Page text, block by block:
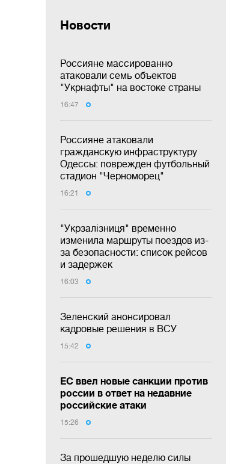
Новости
Россияне массированно
атаковали семь объектов
"Укрнафты" на востоке страны
16:47
Россияне атаковали
гражданскую инфраструктуру
Одессы: поврежден футбольный
стадион "Черноморец"
16:21
"Укрзалізниця" временно
изменила маршруты поездов из-
за безопасности: список рейсов
и задержек
16:03
Зеленский анонсировал
кадровые решения в ВСУ
15:42
ЕС ввел новые санкции против
россии в ответ на недавние
российские атаки
15:26
За прошедшую неделю силы